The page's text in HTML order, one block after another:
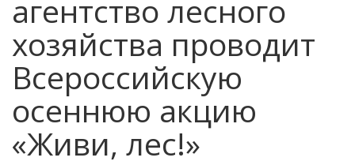
агентство лесного
хозяйства проводит
Всероссийскую
осеннюю акцию
«Живи, лес!»